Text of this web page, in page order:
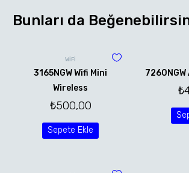
Bunları da
WİFİ
3165NGW Wifi Mini
Wireless
₺500,00
Sepete Ekle
7260NGW
₺